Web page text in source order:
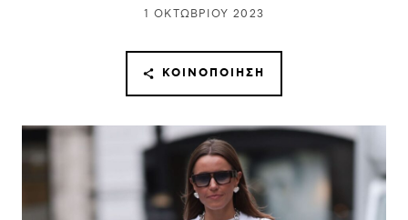
1 ΟΚΤΩΒΡΊΟΥ 2023
ΚΟΙΝΟΠΟΊΗΣΗ